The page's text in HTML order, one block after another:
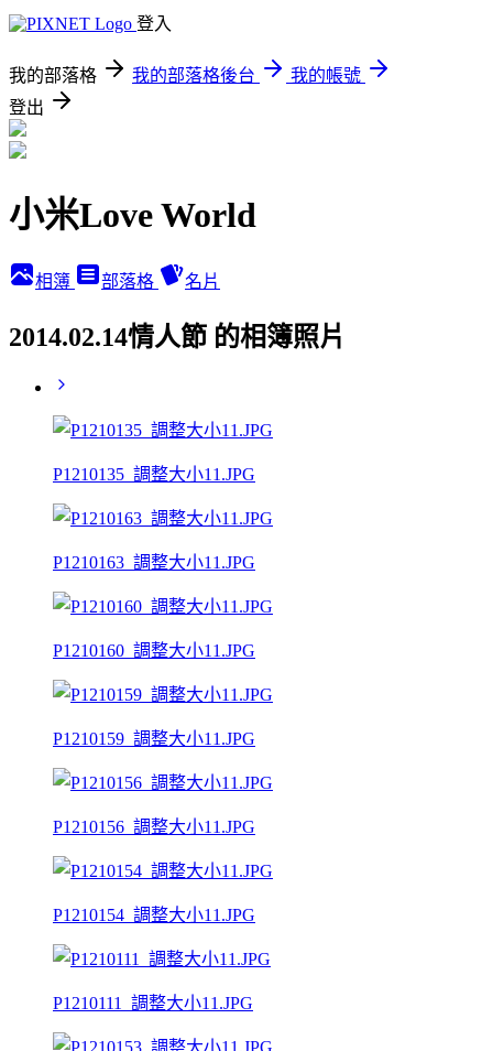
登入
我的部落格 我的部落格後台
我的帳號
登出
小米Love World
相簿 部落格 名片
2014.02.14情人節 的相簿照片
P1210135_調整大小11.JPG
P1210163_調整大小11.JPG
P1210160_調整大小11.JPG
P1210159_調整大小11.JPG
P1210156_調整大小11.JPG
P1210154_調整大小11.JPG
P1210111_調整大小11.JPG